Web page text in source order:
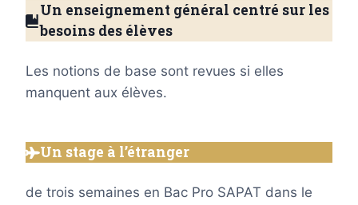
Un enseignement général centré sur les
besoins des élèves
Les notions de base sont revues si elles
manquent aux élèves.
Un stage à l’étranger
de trois semaines en Bac Pro SAPAT dans le